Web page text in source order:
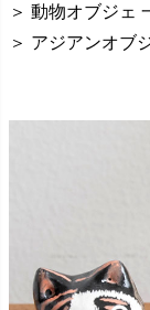
＞ 動物オブジェ
＞ アジアンオブ